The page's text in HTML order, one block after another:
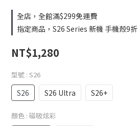
全店，全館滿$299免運費
指定商品，S26 Series 新機 手機殼9折
NT$1,280
型號 : S26
S26 S26 Ultra S26+
顏色 : 磁吸炫彩